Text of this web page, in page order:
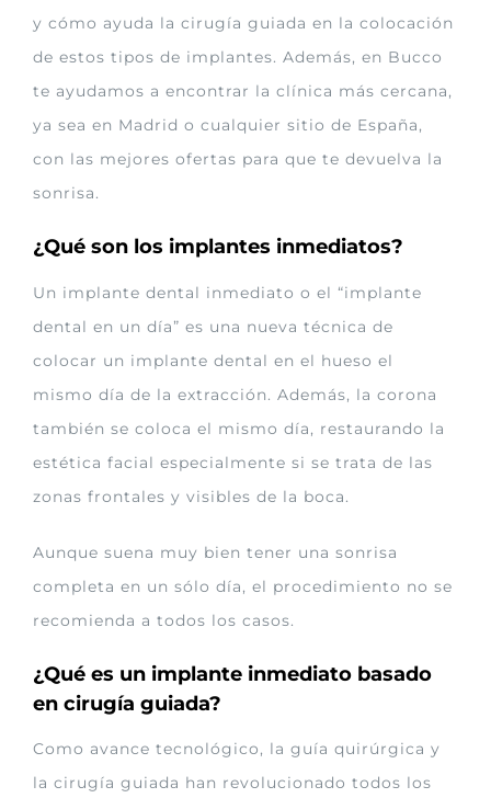
y cómo ayuda la cirugía guiada en la colocación
de estos tipos de implantes. Además, en Bucco
te ayudamos a encontrar la clínica más cercana,
ya sea en Madrid o cualquier sitio de España,
con las mejores ofertas para que te devuelva la
sonrisa.
¿Qué son los implantes inmediatos?
Un implante dental inmediato o el “implante
dental en un día” es una nueva técnica de
colocar un implante dental en el hueso el
mismo día de la extracción. Además, la corona
también se coloca el mismo día, restaurando la
estética facial especialmente si se trata de las
zonas frontales y visibles de la boca.
Aunque suena muy bien tener una sonrisa
completa en un sólo día, el procedimiento no se
recomienda a todos los casos.
¿Qué es un implante inmediato basado
en cirugía guiada?
Como avance tecnológico, la guía quirúrgica y
la cirugía guiada han revolucionado todos los